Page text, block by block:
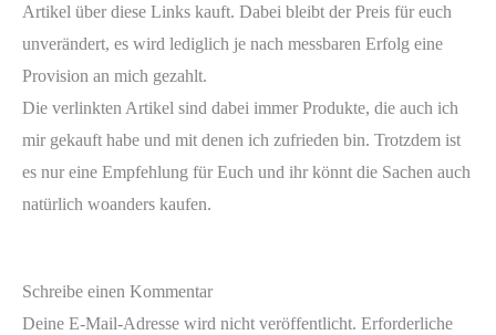
Artikel über diese Links kauft. Dabei bleibt der Preis für euch
unverändert, es wird lediglich je nach messbaren Erfolg eine
Provision an mich gezahlt.
Die verlinkten Artikel sind dabei immer Produkte, die auch ich
mir gekauft habe und mit denen ich zufrieden bin. Trotzdem ist
es nur eine Empfehlung für Euch und ihr könnt die Sachen auch
natürlich woanders kaufen.
Schreibe einen Kommentar
Deine E-Mail-Adresse wird nicht veröffentlicht. Erforderliche